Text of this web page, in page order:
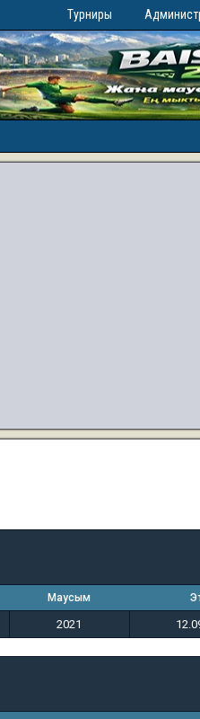
Турниры
Маусым
2021